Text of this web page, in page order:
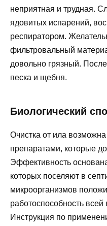
неприятная и трудная.
ядовитых испарений,
респиратором.
фильтровальный
довольно грязный.
песка и щебня.
Биологический
Очистка от ила
препаратами, которые
Эффективность
которых поселяют в
микроорганизмов
работоспособность
Инструкция по